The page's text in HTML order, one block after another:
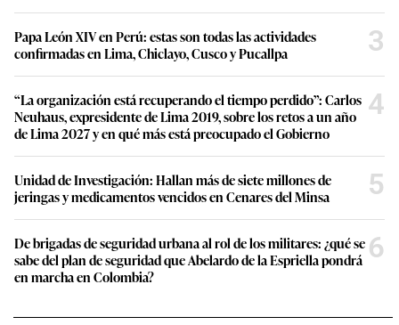
Papa León XIV en Perú: estas son todas las actividades
confirmadas en Lima, Chiclayo, Cusco y Pucallpa
3
“La organización está recuperando el tiempo perdido”: Carlos
Neuhaus, expresidente de Lima 2019, sobre los retos a un año
de Lima 2027 y en qué más está preocupado el Gobierno
4
Unidad de Investigación: Hallan más de siete millones de
jeringas y medicamentos vencidos en Cenares del Minsa
5
De brigadas de seguridad urbana al rol de los militares: ¿qué se
sabe del plan de seguridad que Abelardo de la Espriella pondrá
en marcha en Colombia?
6